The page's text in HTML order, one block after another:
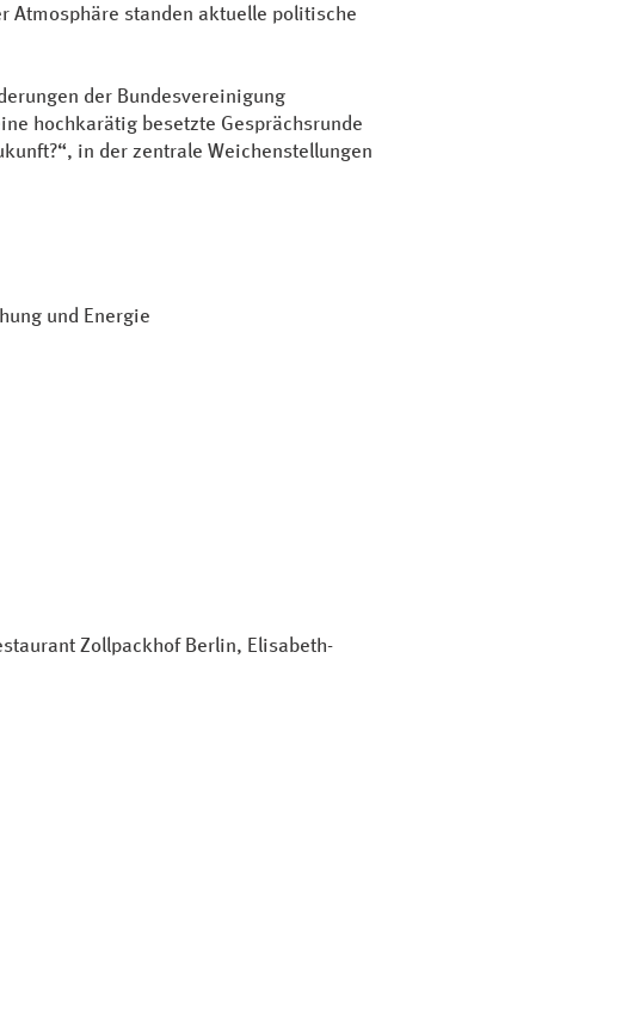
Atmosphäre standen aktuelle politische
der Bundesvereinigung
hochkarätig besetzte Gesprächsrunde
in der zentrale Weichenstellungen
und Energie
Zollpackhof Berlin, Elisabeth-